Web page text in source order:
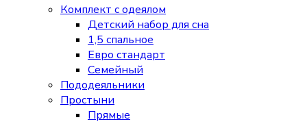
Комплект с одеялом
Детский набор для сна
1,5 спальное
Евро стандарт
Семейный
Пододеяльники
Простыни
Прямые